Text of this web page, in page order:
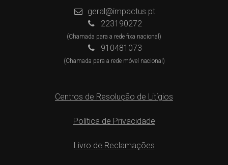
geral@impactus.pt
223190272
(Chamada para a rede fixa nacional)
910481073
(Chamada para a rede móvel nacional)
Centros de Resolução de Litígios
Política de Privacidade
Livro de Reclamações